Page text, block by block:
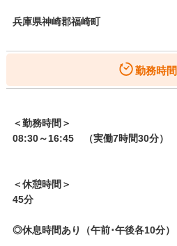
兵庫県神崎郡福崎町
勤務時間
＜勤務時間＞
08:30～16:45 （実働7時間30分）
＜休憩時間＞
45分
◎休息時間あり（午前･午後各10分）